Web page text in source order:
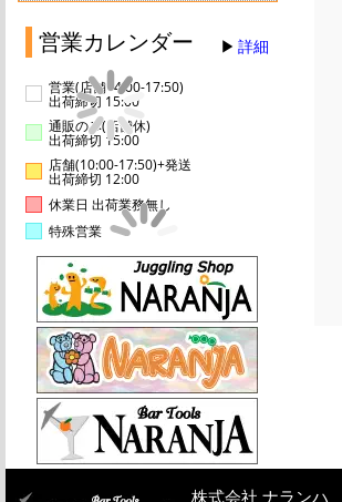
営業カレンダー 詳細
営業(店舗14:00-17:50)
出荷締切 15:00
通販のみ(店舗休)
出荷締切 15:00
店舗(10:00-17:50)+発送
出荷締切 12:00
休業日 出荷業務無し
特殊営業
株式会社 ナランハ